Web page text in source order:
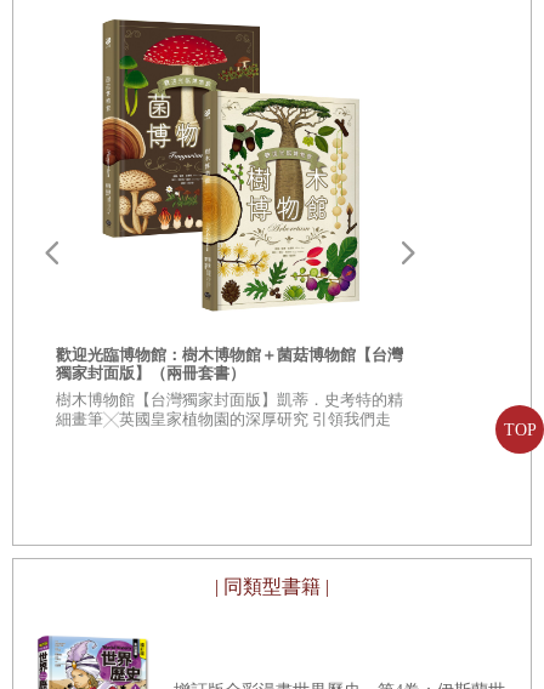
TOP
歡迎光臨博物館：樹木博物館＋菌菇博物館【台灣
獨家封面版】（兩冊套書）
樹木博物館【台灣獨家封面版】凱蒂．史考特的精
細畫筆╳英國皇家植物園的深厚研究 引領我們走
人生思辨關
★★法國文
| 同類型書籍 |